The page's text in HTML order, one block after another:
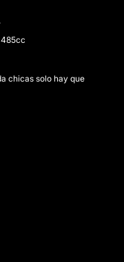
chicas solo hay que